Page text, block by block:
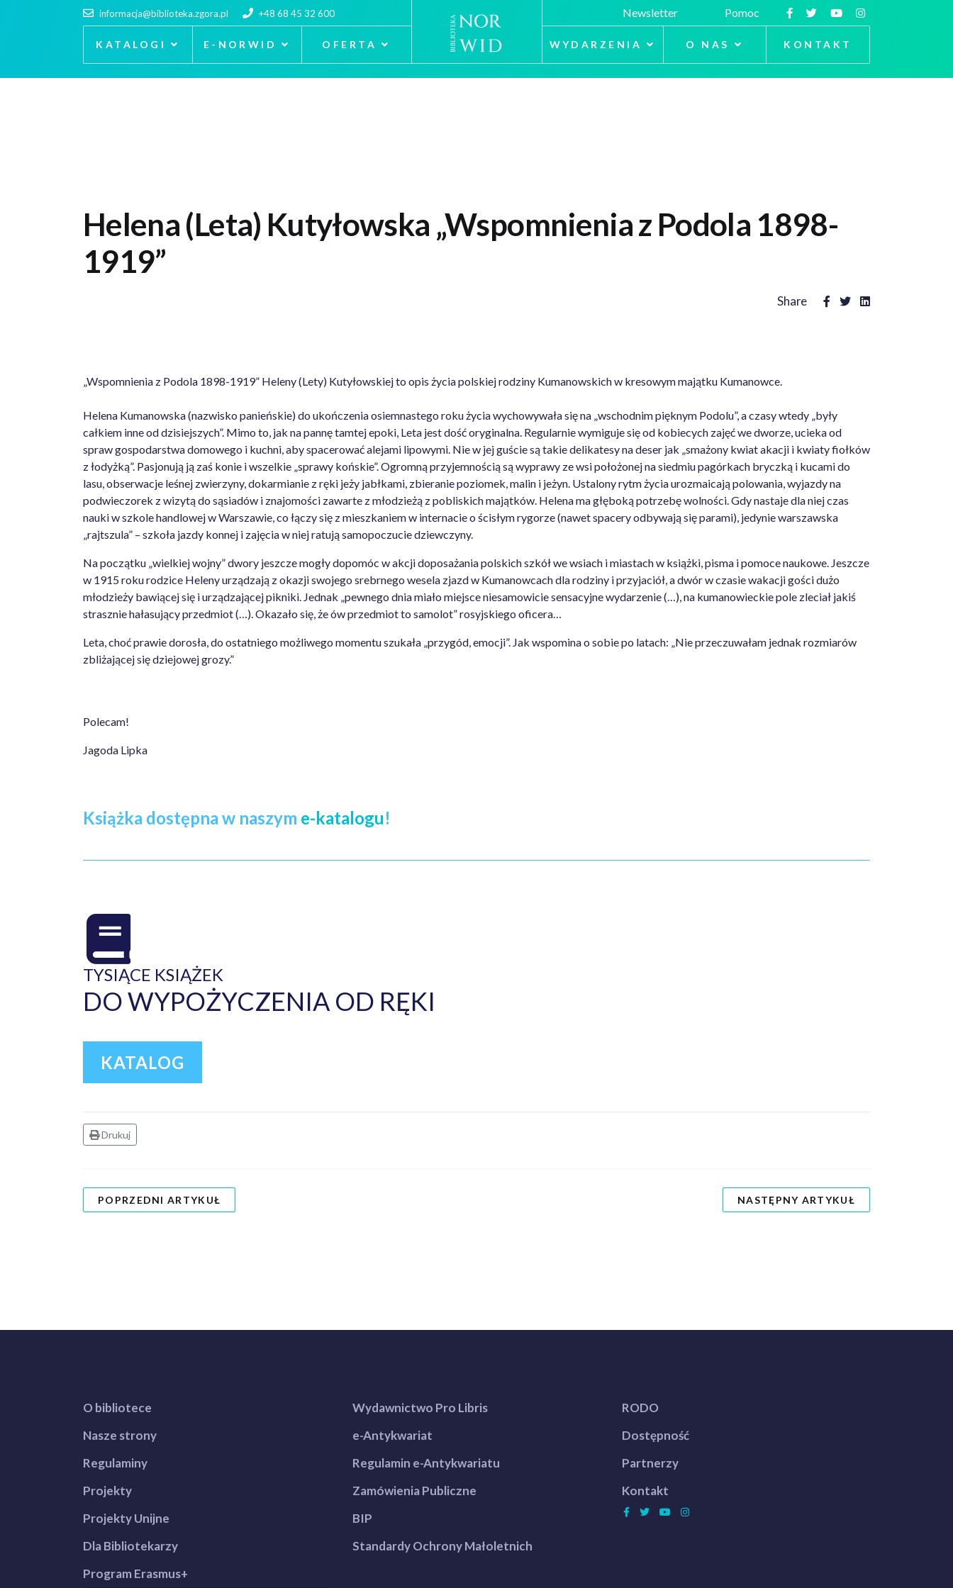
informacja@biblioteka.zgora.pl +48 68 45 32 600
KATALOGI E-NORWID OFERTA
Newsletter Pomoc
WYDARZENIA O NAS KONTAKT
Helena (Leta) Kutyłowska „Wspomnienia z Podola 1898-
1919”
Share
„Wspomnienia z Podola 1898-1919” Heleny (Lety) Kutyłowskiej to opis życia polskiej rodziny Kumanowskich w kresowym majątku Kumanowce.
Helena Kumanowska (nazwisko panieńskie) do ukończenia osiemnastego roku życia wychowywała się na „wschodnim pięknym Podolu”, a czasy wtedy „były
całkiem inne od dzisiejszych”. Mimo to, jak na pannę tamtej epoki, Leta jest dość oryginalna. Regularnie wymiguje się od kobiecych zajęć we dworze, ucieka od
spraw gospodarstwa domowego i kuchni, aby spacerować alejami lipowymi. Nie w jej guście są takie delikatesy na deser jak „smażony kwiat akacji i kwiaty fiołków
z łodyżką”. Pasjonują ją zaś konie i wszelkie „sprawy końskie”. Ogromną przyjemnością są wyprawy ze wsi położonej na siedmiu pagórkach bryczką i kucami do
lasu, obserwacje leśnej zwierzyny, dokarmianie z ręki jeży jabłkami, zbieranie poziomek, malin i jeżyn. Ustalony rytm życia urozmaicają polowania, wyjazdy na
podwieczorek z wizytą do sąsiadów i znajomości zawarte z młodzieżą z pobliskich majątków. Helena ma głęboką potrzebę wolności. Gdy nastaje dla niej czas
nauki w szkole handlowej w Warszawie, co łączy się z mieszkaniem w internacie o ścisłym rygorze (nawet spacery odbywają się parami), jedynie warszawska
„rajtszula” – szkoła jazdy konnej i zajęcia w niej ratują samopoczucie dziewczyny.
Na początku „wielkiej wojny” dwory jeszcze mogły dopomóc w akcji doposażania polskich szkół we wsiach i miastach w książki, pisma i pomoce naukowe. Jeszcze
w 1915 roku rodzice Heleny urządzają z okazji swojego srebrnego wesela zjazd w Kumanowcach dla rodziny i przyjaciół, a dwór w czasie wakacji gości dużo
młodzieży bawiącej się i urządzającej pikniki. Jednak „pewnego dnia miało miejsce niesamowicie sensacyjne wydarzenie (…), na kumanowieckie pole zleciał jakiś
strasznie hałasujący przedmiot (…). Okazało się, że ów przedmiot to samolot” rosyjskiego oficera…
Leta, choć prawie dorosła, do ostatniego możliwego momentu szukała „przygód, emocji”. Jak wspomina o sobie po latach: „Nie przeczuwałam jednak rozmiarów
zbliżającej się dziejowej grozy.”
Polecam!
Jagoda Lipka
Książka dostępna w naszym e-katalogu!
TYSIĄCE KSIĄŻEK
DO WYPOŻYCZENIA OD RĘKI
KATALOG
Drukuj
POPRZEDNI ARTYKUŁ NASTĘPNY ARTYKUŁ
O bibliotece
Nasze strony
Regulaminy
Projekty
Projekty Unijne
Dla Bibliotekarzy
Program Erasmus+
Wydawnictwo Pro Libris
e-Antykwariat
Regulamin e-Antykwariatu
Zamówienia Publiczne
BIP
Standardy Ochrony Małoletnich
RODO
Dostępność
Partnerzy
Kontakt